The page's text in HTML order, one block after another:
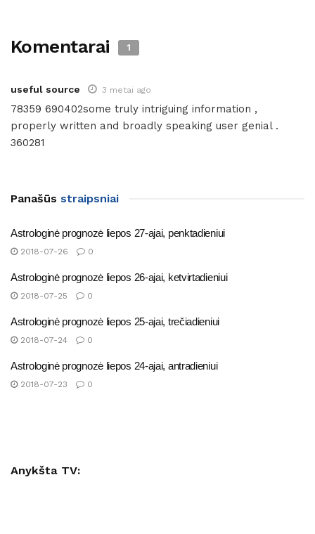
Komentarai 1
useful source 3 metai ago
78359 690402some truly intriguing information ,
properly written and broadly speaking user genial .
360281
Panašūs straipsniai
Astrologinė prognozė liepos 27-ajai, penktadieniui
2018-07-26 0
Astrologinė prognozė liepos 26-ajai, ketvirtadieniui
2018-07-25 0
Astrologinė prognozė liepos 25-ajai, trečiadieniui
2018-07-24 0
Astrologinė prognozė liepos 24-ajai, antradieniui
2018-07-23 0
Anykšta TV: